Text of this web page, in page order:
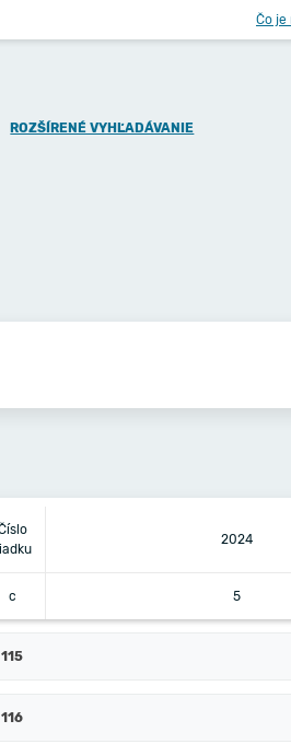
Čo
ROZŠÍRENÉ VYHĽADÁVANIE
2024
c 5
115
116